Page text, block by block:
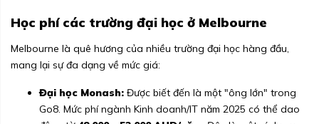
Học phí các trường đại học ở Melbourne
Melbourne là quê hương của nhiều trường đại học hàng đầu,
mang lại sự đa dạng về mức giá:
Đại học Monash: Được biết đến là một "ông lớn" trong
Go8. Mức phí ngành Kinh doanh/IT năm 2025 có thể dao